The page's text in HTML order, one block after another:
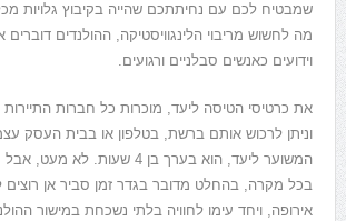
שמבטיח לכם עם נחיתתכם שהייה בקיבוץ גלויות
מה לחשוש מריבוי הלינגוויסטיקה, ההולנדים
וידועים כאנשים סבלניים ורגועים.
את כרטיסי הטיסה ליעד, מוכרות כל חברות
וניתן לרכוש אותם ברשת, בטלפון או בבית העסק
המשוער ליעד, הוא בערך בן 4 שעות.
בכל מקרה, בהחלט מדובר בגדר זמן סביר אן רוצים
אירופה, ויחד עימו לחוויה בלתי נשכחת במישור